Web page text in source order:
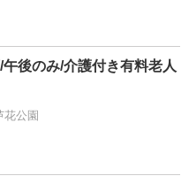
後のみ/介護付き有料老人
花公園